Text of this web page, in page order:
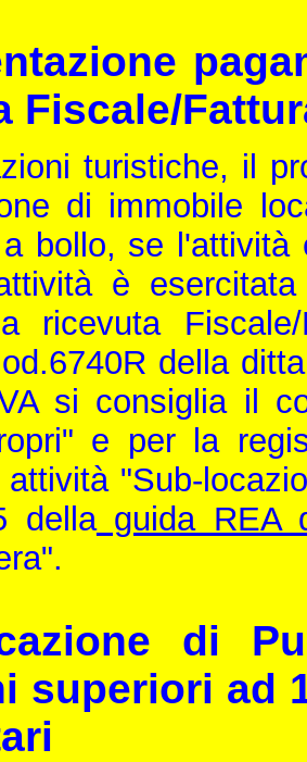
Fiscale/
turistiche, il
di immobile
bollo, se l'attività
è
ricevuta
della
si consiglia il
e per la
"Sub-
dellaguida REA
di
superiori ad